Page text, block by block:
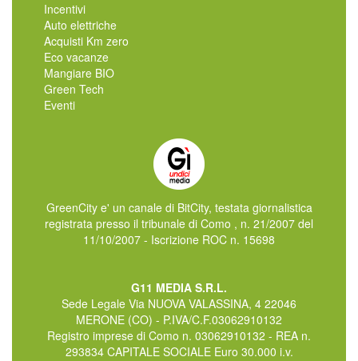
Incentivi
Auto elettriche
Acquisti Km zero
Eco vacanze
Mangiare BIO
Green Tech
Eventi
GreenCity e' un canale di BitCity, testata giornalistica
registrata presso il tribunale di Como , n. 21/2007 del
11/10/2007 - Iscrizione ROC n. 15698
G11 MEDIA S.R.L.
Sede Legale Via NUOVA VALASSINA, 4 22046
MERONE (CO) - P.IVA/C.F.03062910132
Registro imprese di Como n. 03062910132 - REA n.
293834 CAPITALE SOCIALE Euro 30.000 i.v.